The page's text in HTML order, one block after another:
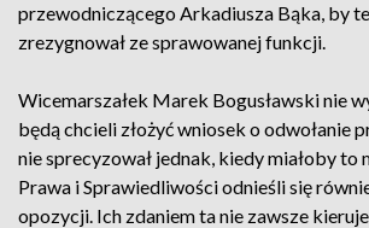
przewodniczącego Arkadiusza Bąka, by
zrezygnował ze sprawowanej funkcji.
Wicemarszałek Marek Bogusławski nie
będą chcieli złożyć wniosek o odwołanie
nie sprecyzował jednak, kiedy miałoby to
Prawa i Sprawiedliwości odnieśli się
opozycji. Ich zdaniem ta nie zawsze